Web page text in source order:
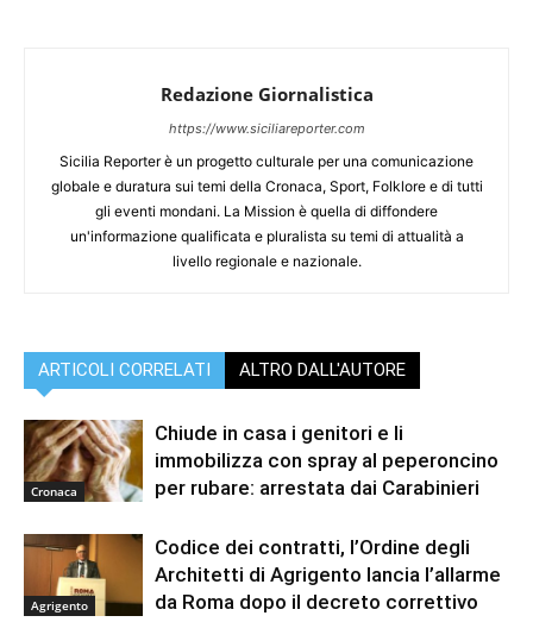
Redazione Giornalistica
https://www.siciliareporter.com
Sicilia Reporter è un progetto culturale per una comunicazione
globale e duratura sui temi della Cronaca, Sport, Folklore e di tutti
gli eventi mondani. La Mission è quella di diffondere
un'informazione qualificata e pluralista su temi di attualità a
livello regionale e nazionale.
ARTICOLI CORRELATI ALTRO DALL'AUTORE
Cronaca
Chiude in casa i genitori e li
immobilizza con spray al peperoncino
per rubare: arrestata dai Carabinieri
Agrigento
Codice dei contratti, l’Ordine degli
Architetti di Agrigento lancia l’allarme
da Roma dopo il decreto correttivo